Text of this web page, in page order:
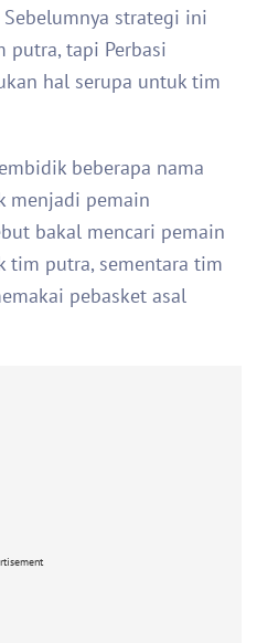
Sebelumnya strategi ini
putra, tapi Perbasi
hal serupa untuk tim
beberapa nama
menjadi pemain
bakal mencari pemain
tim putra, sementara tim
pebasket asal